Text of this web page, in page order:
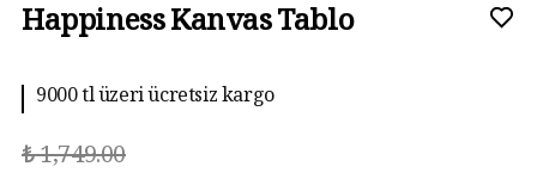
Happiness Kanvas Tablo
9000 tl üzeri ücretsiz kargo
₺ 1,749.00